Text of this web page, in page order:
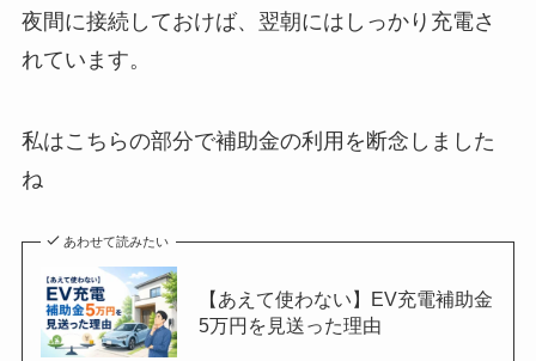
夜間に接続しておけば、翌朝にはしっかり充電さ
れています。
私はこちらの部分で補助金の利用を断念しました
ね
あわせて読みたい
【あえて使わない】EV充電補助金
5万円を見送った理由